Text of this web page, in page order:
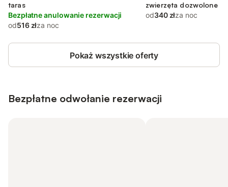
taras
Bezpłatne anulowanie rezerwacji
od516 złza noc
zwierzęta dozwolone
od340 złza noc
Pokaż wszystkie oferty
Bezpłatne odwołanie rezerwacji